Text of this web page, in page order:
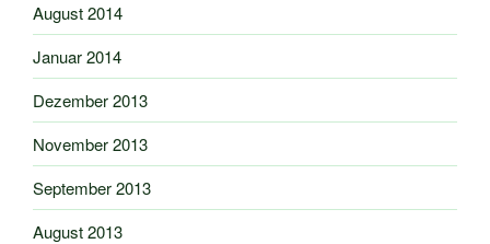
August 2014
Januar 2014
Dezember 2013
November 2013
September 2013
August 2013